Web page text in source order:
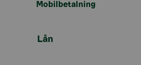
Mobilbetalning
Lån